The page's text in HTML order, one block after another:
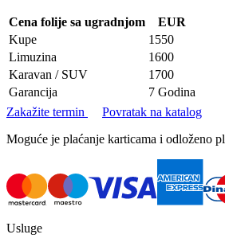
Cena folije sa ugradnjom
EUR
Kupe
1550
Limuzina
1600
Karavan / SUV
1700
Garancija
7 Godina
Zakažite termin
Povratak na katalog
Moguće je plaćanje karticama i odloženo
Usluge